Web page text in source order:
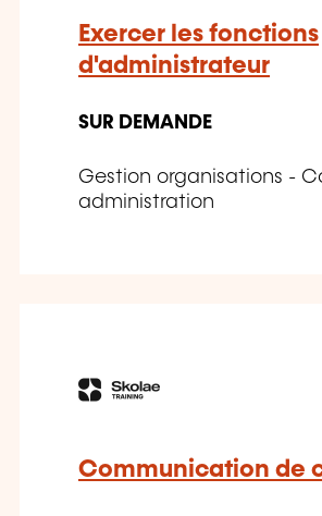
Exercer les fonctions
d'administrateur
SUR DEMANDE
Gestion organisations -
administration
Communication de